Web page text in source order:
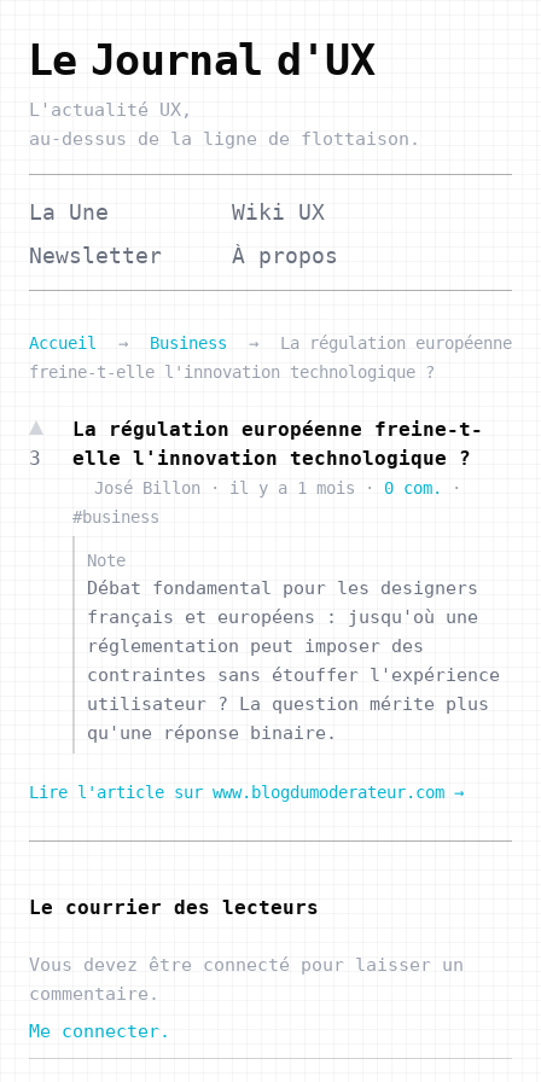
Le Journal d'UX
L'actualité UX,
au-dessus de la ligne de flottaison.
La Une
Wiki UX
Newsletter
À propos
Accueil → Business →
La régulation européenne
freine-t-elle l'innovation technologique ?
3
La régulation européenne freine-t-
elle l'innovation technologique ?
José Billon · il y a 1 mois · 0 com.
·
#business
Note
Débat fondamental pour les designers
français et européens : jusqu'où une
réglementation peut imposer des
contraintes sans étouffer l'expérience
utilisateur ? La question mérite plus
qu'une réponse binaire.
Lire l'article sur www.blogdumoderateur.com →
Le courrier des lecteurs
Vous devez être connecté pour laisser un
commentaire.
Me connecter.